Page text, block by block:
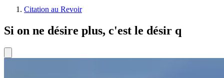
Citation au Revoir
Si on ne désire plus, c'est le désir q